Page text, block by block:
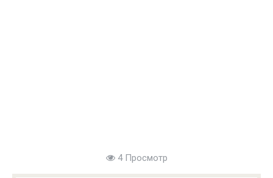
4 Просмотр